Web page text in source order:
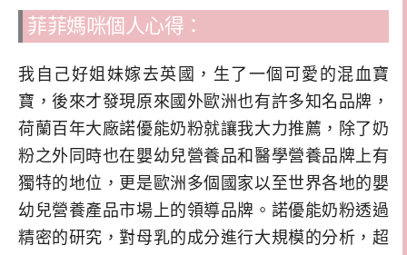
菲菲媽咪個人心得：
我自己好姐妹嫁去英國，生了一個可愛的混血寶
寶，後來才發現原來國外歐洲也有許多知名品牌，
荷蘭百年大廠諾優能奶粉就讓我大力推薦，除了奶
粉之外同時也在嬰幼兒營養品和醫學營養品牌上有
獨特的地位，更是歐洲多個國家以至世界各地的嬰
幼兒營養產品市場上的領導品牌。諾優能奶粉透過
精密的研究，對母乳的成分進行大規模的分析，超